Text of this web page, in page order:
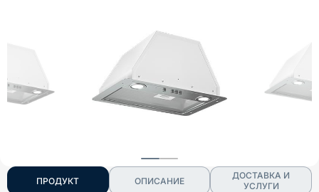
ПРОДУКТ ОПИСАНИЕ
ДОСТАВКА И
УСЛУГИ